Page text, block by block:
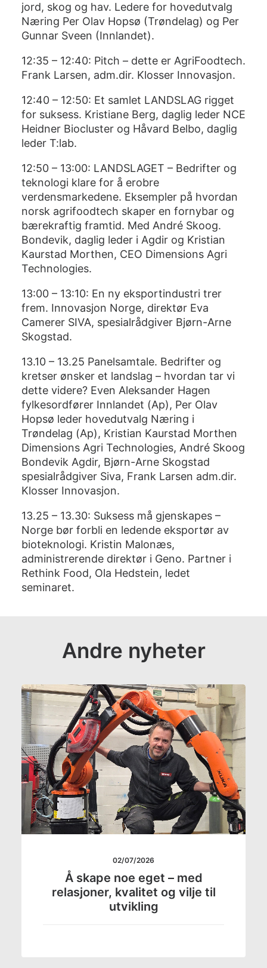
jord, skog og hav. Ledere for hovedutvalg
Næring Per Olav Hopsø (Trøndelag) og Per
Gunnar Sveen (Innlandet).
12:35 – 12:40: Pitch – dette er AgriFoodtech.
Frank Larsen, adm.dir. Klosser Innovasjon.
12:40 – 12:50: Et samlet LANDSLAG rigget
for suksess. Kristiane Berg, daglig leder NCE
Heidner Biocluster og Håvard Belbo, daglig
leder T:lab.
12:50 – 13:00: LANDSLAGET – Bedrifter og
teknologi klare for å erobre
verdensmarkedene. Eksempler på hvordan
norsk agrifoodtech skaper en fornybar og
bærekraftig framtid. Med André Skoog.
Bondevik, daglig leder i Agdir og Kristian
Kaurstad Morthen, CEO Dimensions Agri
Technologies.
13:00 – 13:10: En ny eksportindustri trer
frem. Innovasjon Norge, direktør Eva
Camerer SIVA, spesialrådgiver Bjørn-Arne
Skogstad.
13.10 – 13.25 Panelsamtale. Bedrifter og
kretser ønsker et landslag – hvordan tar vi
dette videre? Even Aleksander Hagen
fylkesordfører Innlandet (Ap), Per Olav
Hopsø leder hovedutvalg Næring i
Trøndelag (Ap), Kristian Kaurstad Morthen
Dimensions Agri Technologies, André Skoog
Bondevik Agdir, Bjørn-Arne Skogstad
spesialrådgiver Siva, Frank Larsen adm.dir.
Klosser Innovasjon.
13.25 – 13.30: Suksess må gjenskapes –
Norge bør forbli en ledende eksportør av
bioteknologi. Kristin Malonæs,
administrerende direktør i Geno. Partner i
Rethink Food, Ola Hedstein, ledet
seminaret.
Andre nyheter
02/07/2026
Å skape noe eget – med
relasjoner, kvalitet og vilje til
utvikling